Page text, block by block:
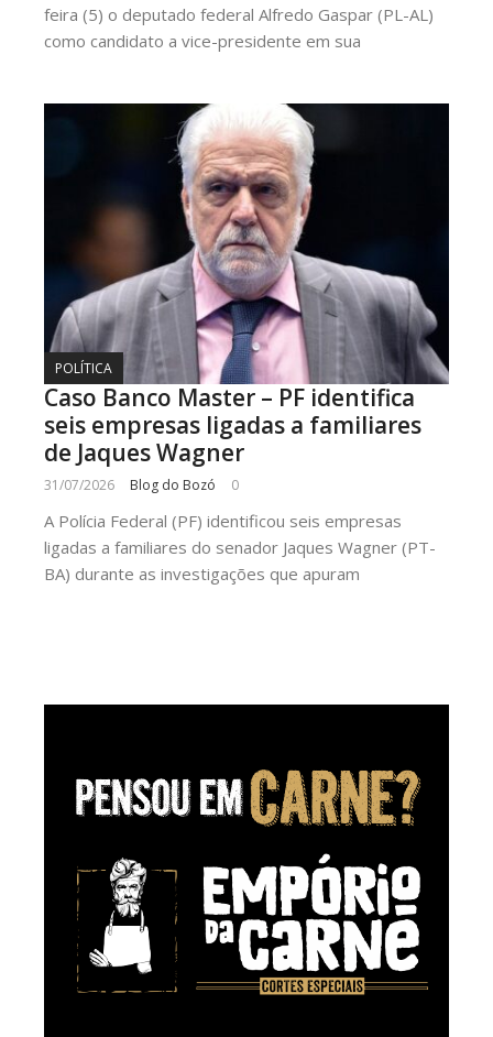
feira (5) o deputado federal Alfredo Gaspar (PL-AL)
como candidato a vice-presidente em sua
POLÍTICA
Caso Banco Master – PF identifica
seis empresas ligadas a familiares
de Jaques Wagner
31/07/2026 Blog do Bozó 0
A Polícia Federal (PF) identificou seis empresas
ligadas a familiares do senador Jaques Wagner (PT-
BA) durante as investigações que apuram